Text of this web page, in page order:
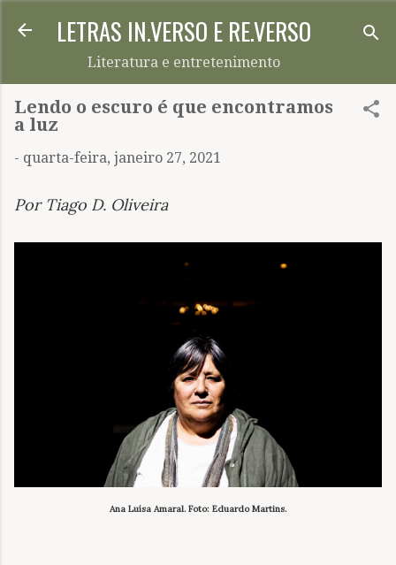
Pular para o conteúdo principal
LETRAS IN.VERSO E RE.VERSO
Literatura e entretenimento
Lendo o escuro é que encontramos
a luz
- quarta-feira, janeiro 27, 2021
Por Tiago D. Oliveira
Ana Luísa Amaral. Foto: Eduardo Martins.